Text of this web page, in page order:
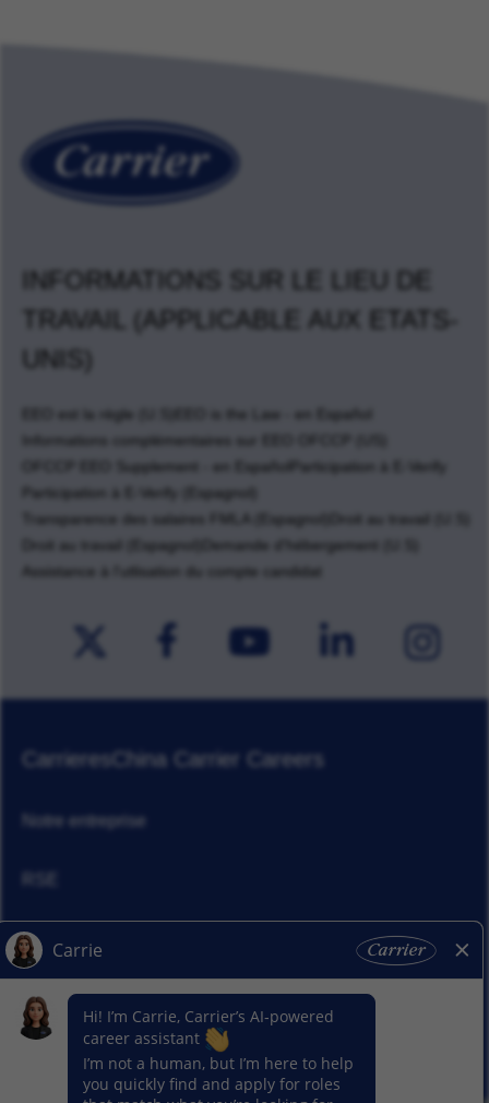
INFORMATIONS SUR LE LIEU DE
TRAVAIL (APPLICABLE AUX ETATS-
UNIS)
EEO est la règle (U.S)
EEO is the Law - en Español
Informations complémentaires sur EEO OFCCP (US)
OFCCP EEO Supplement - en Español
Participation à E-Verify
Participation à E-Verify (Espagnol)
Transparence des salaires FMLA (Espagnol)
Droit au travail (U.S)
Droit au travail (Espagnol)
Demande d'hébergement (U.S)
Assistance à l'utlisation du compte candidat
CarrieresChina Carrier Careers
Notre entreprise
Actualités
Nos activitiés